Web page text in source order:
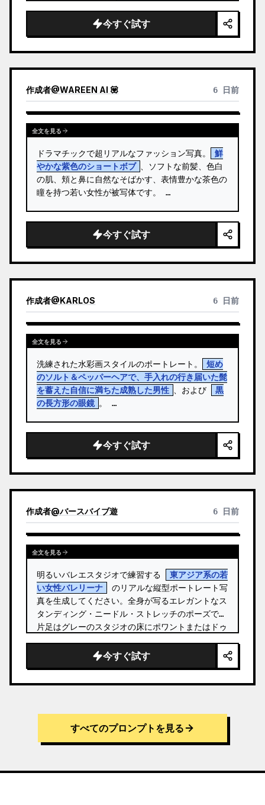
われた繊細な白いドレープのファンタジー衣装を身
にまとい、細い腕のジュエリー、ゴールドのレッグ
今すぐ試す
作成者@WAREEN AI 💟 6 日前
全文を見る
ドラマチックで超リアルなファッション写真。
鮮
やかな紫色のショートボブ
、ソフトな前髪、色白
の肌、頬と鼻に自然なそばかす、表情豊かな茶色の
瞳を持つ若い女性が被写体です。 …
今すぐ試す
作成者@KARLOS 6 日前
全文を見る
洗練された水彩画スタイルのポートレート。
短め
のソルト＆ペッパーヘアで、手入れの行き届いた髭
を蓄えた自信に満ちた成熟した男性
、および
黒
の長方形の眼鏡 。 …
今すぐ試す
作成者@バースバイブ遊 6 日前
全文を見る
明るいバレエスタジオで練習する
東アジア系の若
い女性バレリーナ
のリアルな縦型ポートレート写
真を生成してください。全身が写るエレガントなス
タンディング・ニードル・ストレッチのポーズで、
片足はグレーのスタジオの床にポワントまたはドゥ
っ直ぐに引き上げられています。 …
今すぐ試す
すべてのプロンプトを見る